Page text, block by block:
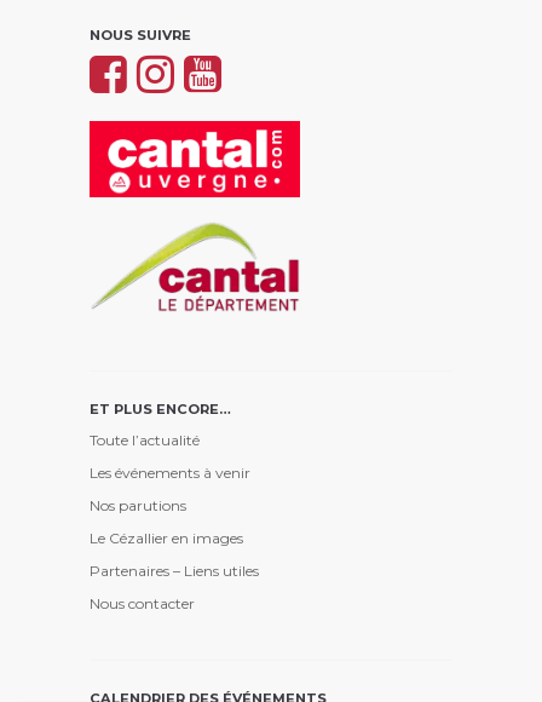
NOUS SUIVRE
ET PLUS ENCORE…
Toute l’actualité
Les événements à venir
Nos parutions
Le Cézallier en images
Partenaires – Liens utiles
Nous contacter
CALENDRIER DES ÉVÉNEMENTS